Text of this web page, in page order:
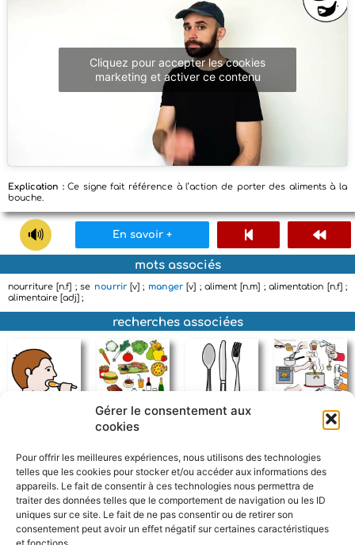
Gérer le consentement aux
cookies
Pour offrir les meilleures expériences, nous utilisons des technologies
telles que les cookies pour stocker et/ou accéder aux informations des
appareils. Le fait de consentir à ces technologies nous permettra de
traiter des données telles que le comportement de navigation ou les ID
uniques sur ce site. Le fait de ne pas consentir ou de retirer son
consentement peut avoir un effet négatif sur certaines caractéristiques
Cliquez pour accepter les cookies
marketing et activer ce contenu
Explication :Ce signe fait référence à l’action de porter des aliments à la
bouche.
En savoir +
mots associés
nourriture [n.f] ; se nourrir[v] ; manger[v] ; aliment [n.m] ; alimentation [n.f] ;
alimentaire [adj] ;
recherches associées
nourriture cuisiner